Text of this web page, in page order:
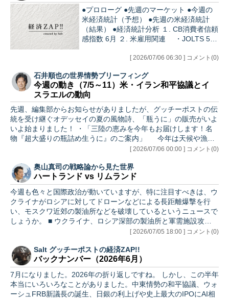
ロン」の有料版メンバーになれば、どなたでもこのオンライン懇
親会にご参加いただけます。お申込みはこちらからお願いしま
す！…
●プロローグ ●先週のマーケット ●今週の
米経済統計（予想） ●先週の米経済統計
（結果） ●経済統計分析 １. CB消費者信頼
感指数 6月 ２. 米雇用関連 ・JOLTS 5月
請 ３. 米雇用統計6月 ・雇用統計総論 ●
〇骨太ショック ●あとがき ●プロローグ 毎
月1週目は雇用統計をはじめとした雇用関
連データの発表が相次ぐ。予想を大きく覆
したものもあったが、実態はどうだったの
か？そして、なかなか注目されにくい話題
だが、先週は日本の長期国債も大きく動
き、円安と金利上昇が同時に起こったが、
この背景にも…
[ 2026/07/06 06:30 ] コメント(0)
石井順也の世界情勢ブリーフィング
今週の動き（7/5～11）米・イラン和平協議とイ
スラエルの動向
先週、編集部からお知らせがありましたが、グッチーポストの伝
統を受け継ぐオデッセイの夏の風物詩、「瓶うに」の販売がいよ
いよ始まりました！ ・「三陸の恵みを今年もお届けします！名
物『超大盛りの瓶詰め生うに』のご案内」 今年は天候や漁の
状況を踏まえ、「いちばんおいしい時期だけをぎゅっと短く」お
能性もあるそうですので、気になる方はぜひお早めにお楽しみく
ださい。 さて今週は、1週間ぶりにイラン情勢を取り上げます。
ホルムズ海峡の実際の状況やイスラエル政治など、日本ではほと
んど報じられていない重要な動きを詳しくお伝えします。 米国
建国25…
[ 2026/07/06 00:00 ] コメント(0)
奥山真司の戦略論から見た世界
ハートランド vs リムランド
今週も色々と国際政治が動いていますが、特に注目すべきは、ウ
クライナがロシアに対してドローンなどによる長距離爆撃を行
い、モスクワ近郊の製油所などを破壊しているというニュースで
しょうか。 ■ ウクライナ、ロシア深部の製油所と軍需施設攻撃
ロシアの兵站（補給）を妨害し、前線背後に打撃を与えていま
す。こうした攻撃はロシアの経済や国民心理に大きな影響を与
え、特にロシア各地で発生している燃料不足やガソリンスタンド
の行列は、国民の日常生活に直接的な影を落としていると報じら
れています。 …
[ 2026/07/05 18:00 ] コメント(0)
Salt グッチーポストの経済ZAP!!
バックナンバー（2026年6月）
7月になりました。2026年の折り返しですね。 しかし、この半年
本当にいろいろなことがありました。中東情勢の和平協議、ウォ
ーシュFRB新議長の誕生、日銀の利上げや史上最大のIPOにAI相